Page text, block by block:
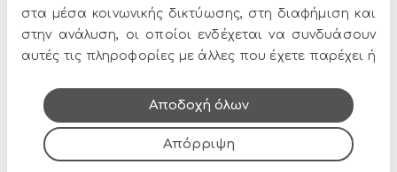
Έπιπλα κήπου
Σπίτι & Διακόσμηση
Αποκριάτικες στολές
Προσφορές
στα μέσα κοινωνικής δικτύωσης, στη διαφήμιση και
στην ανάλυση, οι οποίοι ενδέχεται να συνδυάσουν
αυτές τις πληροφορίες με άλλες που έχετε παρέχει ή
τους.
Απόρριψη
Αποδοχή όλων